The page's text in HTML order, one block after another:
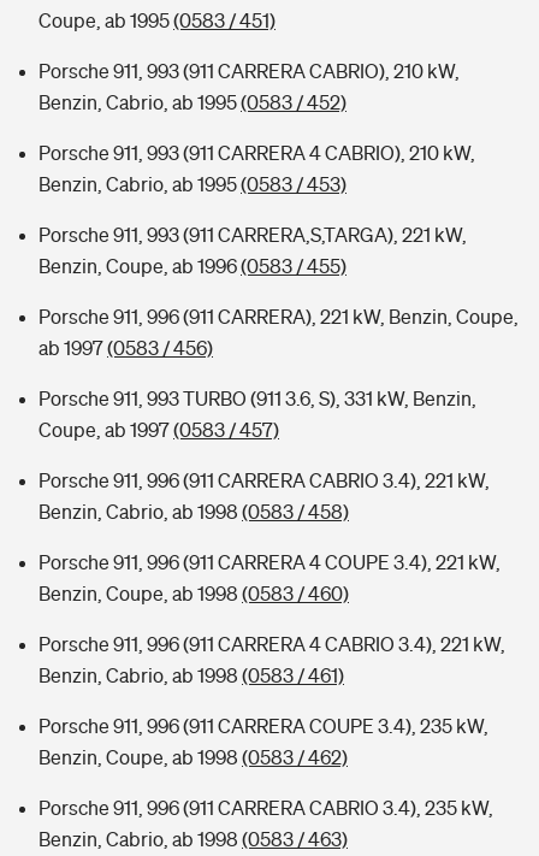
Coupe, ab 1995(0583 / 451)
Porsche 911, 993 (911 CARRERA CABRIO), 210 kW,
Benzin, Cabrio, ab 1995(0583 / 452)
Porsche 911, 993 (911 CARRERA 4 CABRIO), 210 kW,
Benzin, Cabrio, ab 1995(0583 / 453)
Porsche 911, 993 (911 CARRERA,S,TARGA), 221 kW,
Benzin, Coupe, ab 1996(0583 / 455)
Porsche 911, 996 (911 CARRERA), 221 kW, Benzin, Coupe,
ab 1997(0583 / 456)
Porsche 911, 993 TURBO (911 3.6, S), 331 kW, Benzin,
Coupe, ab 1997(0583 / 457)
Porsche 911, 996 (911 CARRERA CABRIO 3.4), 221 kW,
Benzin, Cabrio, ab 1998 (0583 / 458)
Porsche 911, 996 (911 CARRERA 4 COUPE 3.4), 221 kW,
Benzin, Coupe, ab 1998 (0583 / 460)
Porsche 911, 996 (911 CARRERA 4 CABRIO 3.4), 221 kW,
Benzin, Cabrio, ab 1998 (0583 / 461)
Porsche 911, 996 (911 CARRERA COUPE 3.4), 235 kW,
Benzin, Coupe, ab 1998 (0583 / 462)
Porsche 911, 996 (911 CARRERA CABRIO 3.4), 235 kW,
Benzin, Cabrio, ab 1998 (0583 / 463)